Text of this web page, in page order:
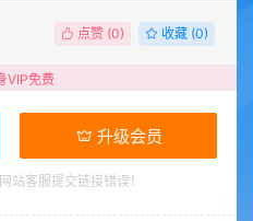
点赞 (0) 收藏 (0)
VIP免费
升级会员
站客服提交链接错误！